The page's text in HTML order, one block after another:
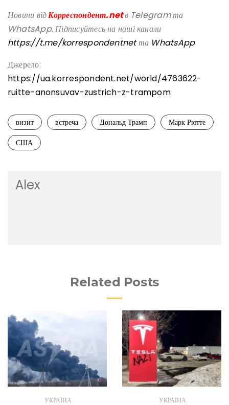
Новини відКорреспондент.netв Telegram та
WhatsApp. Підписуйтесь на наші канали
https://t.me/korrespondentnetта WhatsApp
Джерело:
https://ua.korrespondent.net/world/4763622-
ruitte-anonsuvav-zustrich-z-trampom
визит встреча Дональд Трамп
Марк Рютте
США
Alex
Related Posts
УКРАЇНА УКРАЇНА